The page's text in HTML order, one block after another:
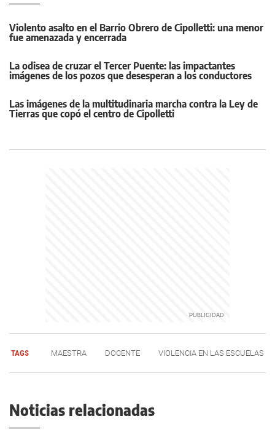
Violento asalto en el Barrio Obrero de Cipolletti: una menor
fue amenazada y encerrada
La odisea de cruzar el Tercer Puente: las impactantes
imágenes de los pozos que desesperan a los conductores
Las imágenes de la multitudinaria marcha contra la Ley de
Tierras que copó el centro de Cipolletti
TAGS MAESTRA DOCENTE VIOLENCIA EN LAS ESCUELAS
Noticias relacionadas